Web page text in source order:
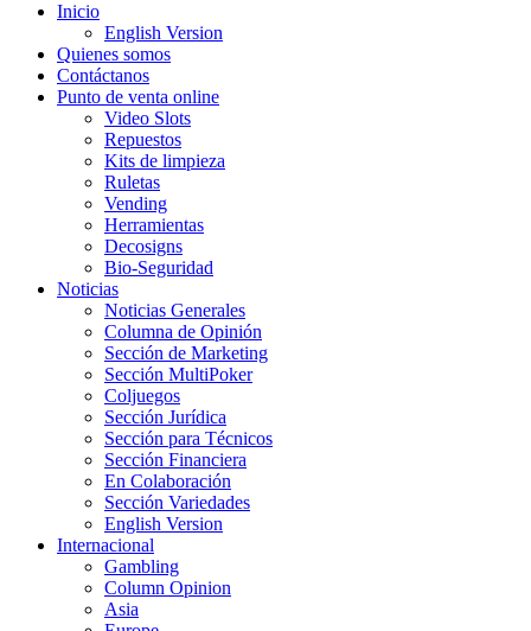
Inicio
English Version
Quienes somos
Contáctanos
Punto de venta online
Video Slots
Repuestos
Kits de limpieza
Ruletas
Vending
Herramientas
Decosigns
Bio-Seguridad
Noticias
Noticias Generales
Columna de Opinión
Sección de Marketing
Sección MultiPoker
Coljuegos
Sección Jurídica
Sección para Técnicos
Sección Financiera
En Colaboración
Sección Variedades
English Version
Internacional
Gambling
Column Opinion
Asia